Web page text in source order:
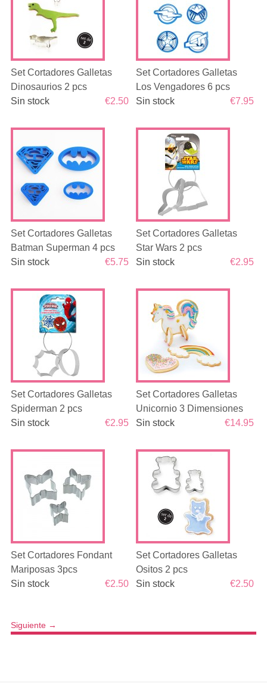
Set Cortadores Galletas
Dinosaurios 2 pcs
€2.50
Sin stock
Set Cortadores Galletas
Los Vengadores 6 pcs
€7.95
Sin stock
Set Cortadores Galletas
Batman Superman 4 pcs
€5.75
Sin stock
Set Cortadores Galletas
Star Wars 2 pcs
€2.95
Sin stock
Set Cortadores Galletas
Spiderman 2 pcs
€2.95
Sin stock
Set Cortadores Galletas
Unicornio 3 Dimensiones
€14.95
Sin stock
Set Cortadores Fondant
Mariposas 3pcs
€2.50
Sin stock
Set Cortadores Galletas
Ositos 2 pcs
€2.50
Sin stock
Siguiente →